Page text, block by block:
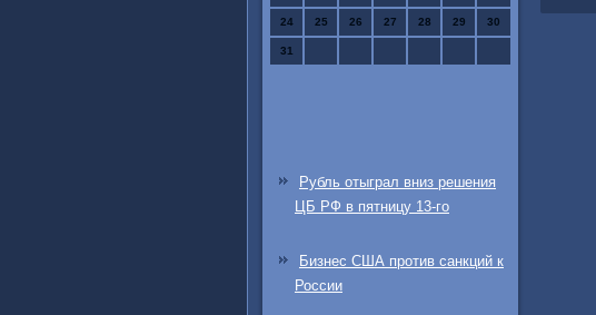
24 25 26 27 28 29 30
31
Рубль отыграл вниз решения
ЦБ РФ в пятницу 13-го
Бизнес США против санкций к
России